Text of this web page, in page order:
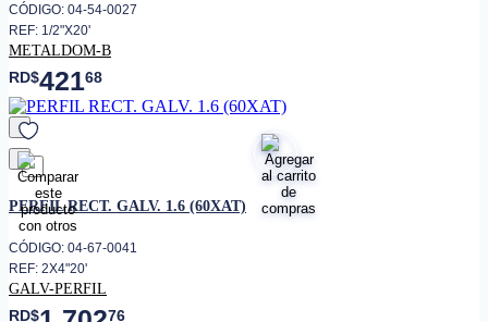
CÓDIGO: 04-54-0027
REF: 1/2"X20'
METALDOM-B
RD$42168
favorito
PERFIL RECT. GALV. 1.6 (60XAT)
CÓDIGO: 04-67-0041
REF: 2X4"20'
GALV-PERFIL
RD$
76